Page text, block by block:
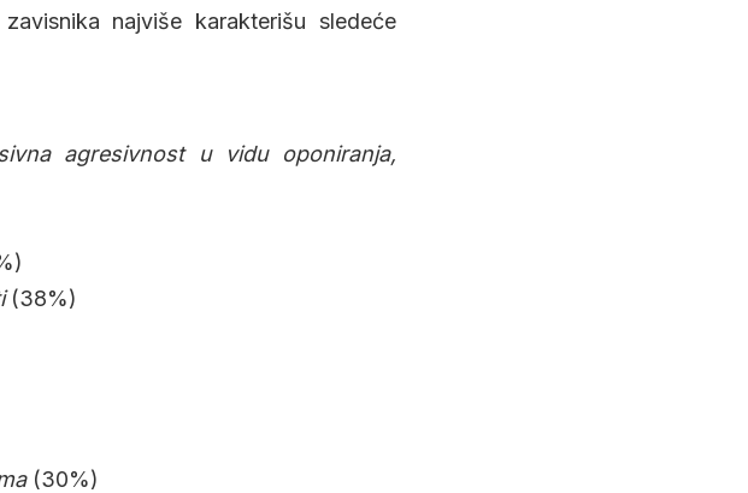
najviše karakterišu sledeće
agresivnost u vidu oponiranja,
(38%)
(30%)